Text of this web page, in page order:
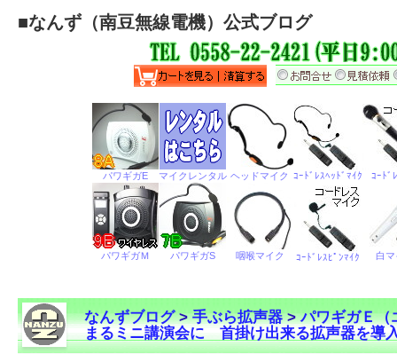
■なんず（南豆無線電機）公式ブログ
なんずブログ>手ぶら拡声器>パワギガＥ（
まるミニ講演会に 首掛け出来る拡声器を導